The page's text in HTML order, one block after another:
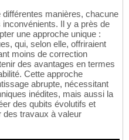
manières, chacune
Il y a près de
une approche unique :
qui, selon elle, offriraient
moins de correction
des avantages en termes
Cette approche
abrupte, nécessitant
inédites, mais aussi la
des qubits évolutifs et
des travaux à valeur